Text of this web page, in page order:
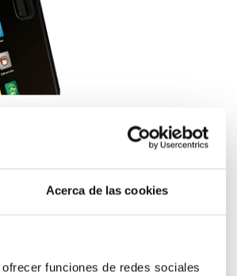
Acerca de las cookies
funciones de redes sociales